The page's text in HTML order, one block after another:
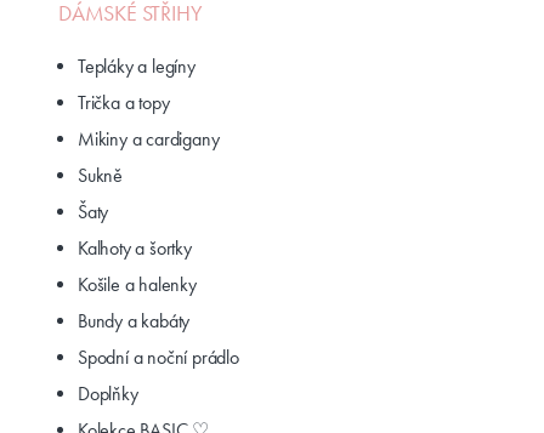
DÁMSKÉ STŘIHY
Tepláky a legíny
Trička a topy
Mikiny a cardigany
Sukně
Šaty
Kalhoty a šortky
Košile a halenky
Bundy a kabáty
Spodní a noční prádlo
Doplňky